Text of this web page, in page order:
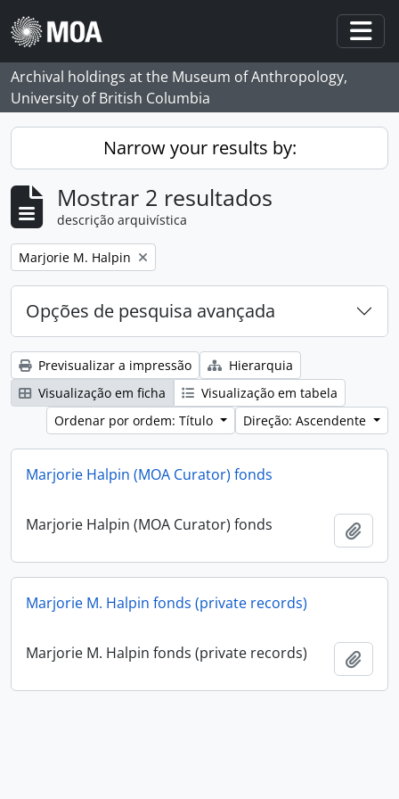
Skip to main content
Archival holdings at the Museum of Anthropology,
University of British Columbia
Narrow your results by:
Mostrar 2 resultados
descrição arquivística
Remove filter:
Marjorie M. Halpin
Opções de pesquisa avançada
Previsualizar a impressão
Hierarquia
Visualização em ficha
Visualização em tabela
Ordenar por ordem: Título
Direção: Ascendente
Marjorie Halpin (MOA Curator) fonds
Marjorie Halpin (MOA Curator) fonds
Marjorie M. Halpin fonds (private records)
Marjorie M. Halpin fonds (private records)